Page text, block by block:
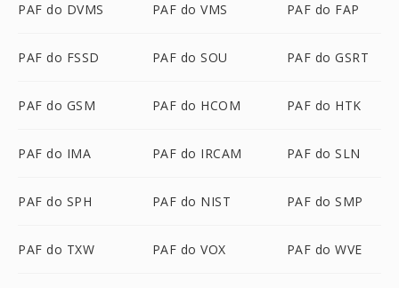
PAF do DVMS PAF do VMS PAF do FAP
PAF do FSSD PAF do SOU PAF do GSRT
PAF do GSM PAF do HCOM PAF do HTK
PAF do IMA PAF do IRCAM PAF do SLN
PAF do SPH PAF do NIST PAF do SMP
PAF do TXW PAF do VOX PAF do WVE